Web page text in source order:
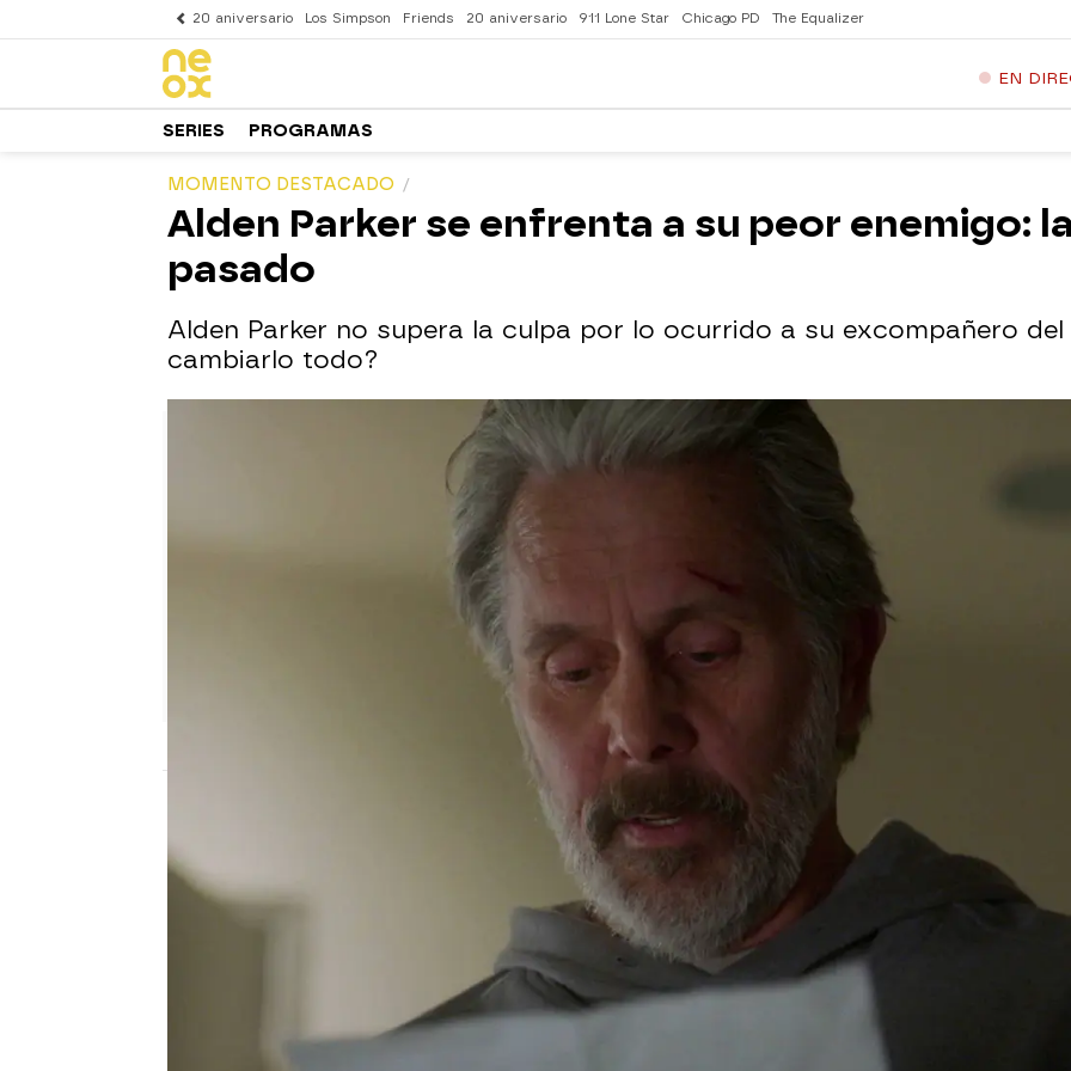
20 aniversario Los Simpson Friends 20 aniversario 911 Lone Star Chicago PD The Equalizer
EN
SERIES PROGRAMAS
MOMENTO DESTACADO
Alden Parker se enfrenta a su peor enemigo:
pasado
Alden Parker no supera la culpa por lo ocurrido a su excompañero del
cambiarlo todo?
Publicado:
WhatsappFacebook
Alden Parker pierde los papeles al descubrir que
exconvicto está de nuevo en la calle. No puede olvidar que,
por su culpa, un antiguo compañero del FBI terminó en silla de